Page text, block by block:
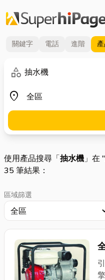
關鍵字 電話 進階
category
關鍵字
place
地區
使用產品搜尋「抽水機」在 "
35 筆結果：
區域篩選